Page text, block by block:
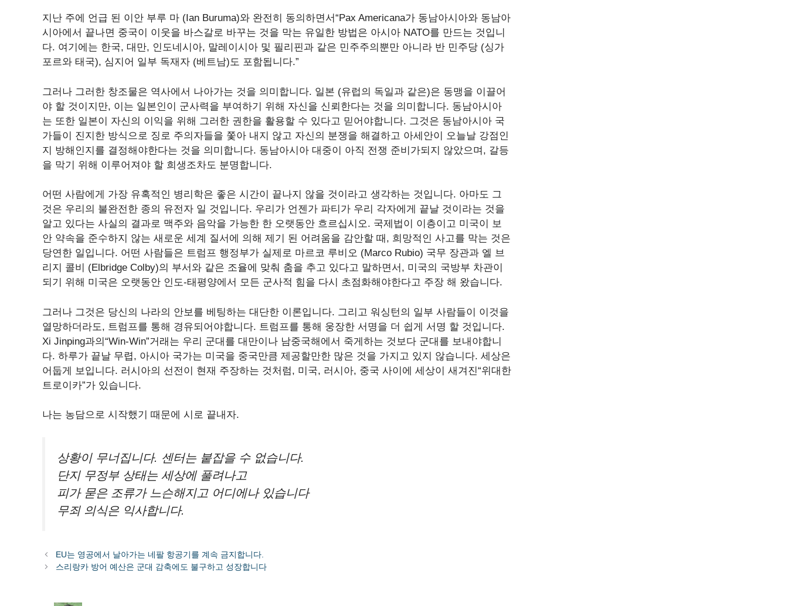
지난 주에 언급 된 이안 부루 마 (Ian Buruma)와 완전히 동의하면서“Pax Americana가 동남아시아와 동남아
시아에서 끝나면 중국이 이웃을 바스갈로 바꾸는 것을 막는 유일한 방법은 아시아 NATO를 만드는 것입니
다. 여기에는 한국, 대만, 인도네시아, 말레이시아 및 필리핀과 같은 민주주의뿐만 아니라 반 민주당 (싱가
포르와 태국), 심지어 일부 독재자 (베트남)도 포함됩니다.”
그러나 그러한 창조물은 역사에서 나아가는 것을 의미합니다. 일본 (유럽의 독일과 같은)은 동맹을 이끌어
야 할 것이지만, 이는 일본인이 군사력을 부여하기 위해 자신을 신뢰한다는 것을 의미합니다. 동남아시아
는 또한 일본이 자신의 이익을 위해 그러한 권한을 활용할 수 있다고 믿어야합니다. 그것은 동남아시아 국
가들이 진지한 방식으로 징로 주의자들을 쫓아 내지 않고 자신의 분쟁을 해결하고 아세안이 오늘날 강점인
지 방해인지를 결정해야한다는 것을 의미합니다. 동남아시아 대중이 아직 전쟁 준비가되지 않았으며, 갈등
을 막기 위해 이루어져야 할 희생조차도 분명합니다.
어떤 사람에게 가장 유혹적인 병리학은 좋은 시간이 끝나지 않을 것이라고 생각하는 것입니다. 아마도 그
것은 우리의 불완전한 종의 유전자 일 것입니다. 우리가 언젠가 파티가 우리 각자에게 끝날 것이라는 것을
알고 있다는 사실의 결과로 맥주와 음악을 가능한 한 오랫동안 흐르십시오. 국제법이 이층이고 미국이 보
안 약속을 준수하지 않는 새로운 세계 질서에 의해 제기 된 어려움을 감안할 때, 희망적인 사고를 막는 것은
당연한 일입니다. 어떤 사람들은 트럼프 행정부가 실제로 마르코 루비오 (Marco Rubio) 국무 장관과 엘 브
리지 콜비 (Elbridge Colby)의 부서와 같은 조율에 맞춰 춤을 추고 있다고 말하면서, 미국의 국방부 차관이
되기 위해 미국은 오랫동안 인도-태평양에서 모든 군사적 힘을 다시 초점화해야한다고 주장 해 왔습니다.
그러나 그것은 당신의 나라의 안보를 베팅하는 대단한 이론입니다. 그리고 워싱턴의 일부 사람들이 이것을
열망하더라도, 트럼프를 통해 경유되어야합니다. 트럼프를 통해 웅장한 서명을 더 쉽게 서명 할 것입니다.
Xi Jinping과의“Win-Win”거래는 우리 군대를 대만이나 남중국해에서 죽게하는 것보다 군대를 보내야합니
다. 하루가 끝날 무렵, 아시아 국가는 미국을 중국만큼 제공할만한 많은 것을 가지고 있지 않습니다. 세상은
어둡게 보입니다. 러시아의 선전이 현재 주장하는 것처럼, 미국, 러시아, 중국 사이에 세상이 새겨진“위대한
트로이카”가 있습니다.
나는 농담으로 시작했기 때문에 시로 끝내자.
상황이 무너집니다. 센터는 붙잡을 수 없습니다.
단지 무정부 상태는 세상에 풀려나고
피가 묻은 조류가 느슨해지고 어디에나 있습니다
무죄 의식은 익사합니다.
EU는 영공에서 날아가는 네팔 항공기를 계속 금지합니다.
스리랑카 방어 예산은 군대 감축에도 불구하고 성장합니다